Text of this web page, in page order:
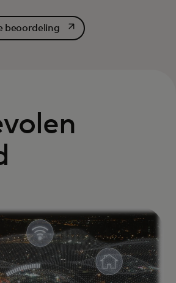
beoordelingopens in a new tab